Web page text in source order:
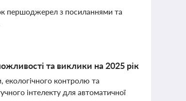
першоджерел з посиланнями та
та виклики на 2025 рік
екологічного контролю та
інтелекту для автоматичної